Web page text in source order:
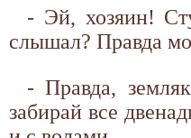
- Эй, хозяин!
слышал? Правда
- Правда,
забирай все